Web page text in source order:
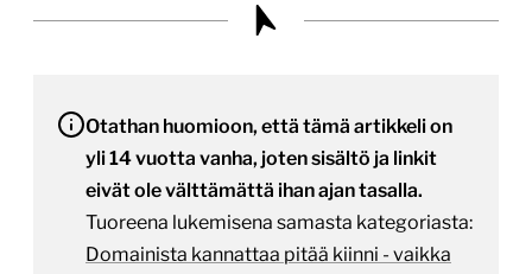
Otathan huomioon, että tämä artikkeli on
yli 14 vuotta vanha, joten sisältö ja linkit
eivät ole välttämättä ihan ajan tasalla.
Tuoreena lukemisena samasta kategoriasta:
Domainista kannattaa pitää kiinni - vaikka